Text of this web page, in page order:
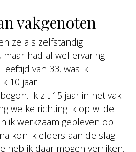
vakgenoten
ze als zelfstandig
had al wel ervaring
van 33, was ik
10 jaar
Ik zit 15 jaar in het vak.
welke richting ik op wilde.
ik werkzaam gebleven op
kon ik elders aan de slag.
heb ik daar mogen verrijken.